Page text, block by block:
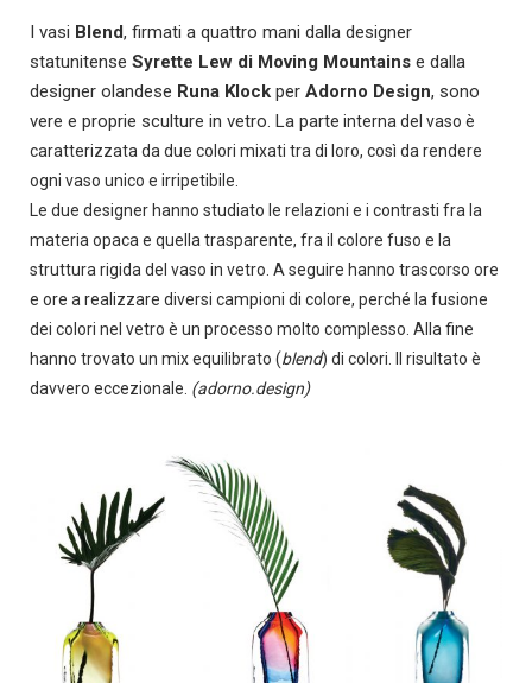
I vasi Blend, firmati a quattro mani dalla designer
statunitense Syrette Lew di Moving Mountains e dalla
designer olandese Runa Klock per Adorno Design, sono
vere e proprie sculture in vetro. La parte interna del vaso è
caratterizzata da due colori mixati tra di loro, così da rendere
ogni vaso unico e irripetibile.
Le due designer hanno studiato le relazioni e i contrasti fra la
materia opaca e quella trasparente, fra il colore fuso e la
struttura rigida del vaso in vetro. A seguire hanno trascorso ore
e ore a realizzare diversi campioni di colore, perché la fusione
dei colori nel vetro è un processo molto complesso. Alla fine
hanno trovato un mix equilibrato (blend) di colori. Il risultato è
davvero eccezionale. (adorno.design)